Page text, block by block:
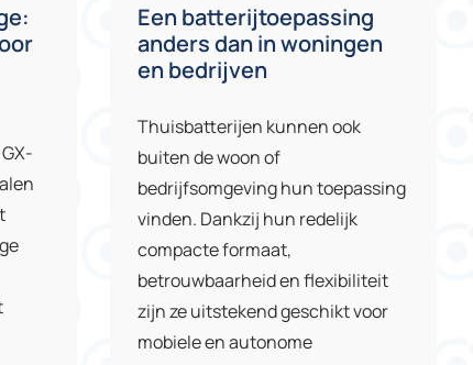
Een batterijtoepassing
anders dan in woningen
en bedrijven
Thuisbatterijen kunnen ook
buiten de woon of
bedrijfsomgeving hun toepassing
vinden. Dankzij hun redelijk
compacte formaat,
betrouwbaarheid en flexibiliteit
zijn ze uitstekend geschikt voor
mobiele en autonome